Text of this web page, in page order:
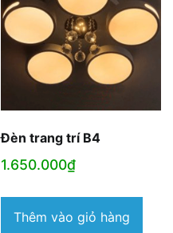
Đèn trang trí B4
1.650.000₫
Thêm vào giỏ hàng